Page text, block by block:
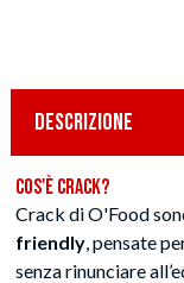
DESCRIZIONE
Cos'è Crack?
Crack di O'Food
friendly , pensate
senza rinunciare